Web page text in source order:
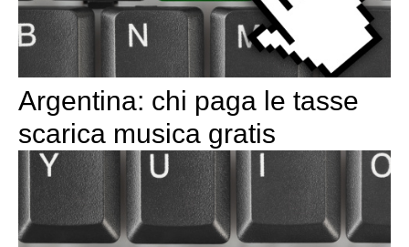
Argentina: chi paga le tasse
scarica musica gratis